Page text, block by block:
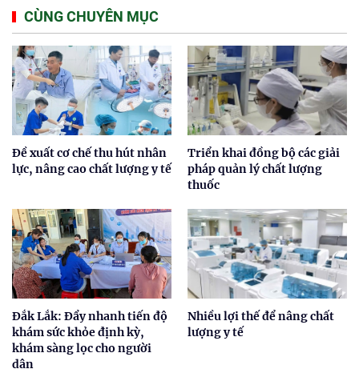
CÙNG CHUYÊN MỤC
Đề xuất cơ chế thu hút nhân
lực, nâng cao chất lượng y tế
Triển khai đồng bộ các giải
pháp quản lý chất lượng
thuốc
Đắk Lắk: Đẩy nhanh tiến độ
khám sức khỏe định kỳ,
khám sàng lọc cho người
dân
Nhiều lợi thế để nâng chất
lượng y tế